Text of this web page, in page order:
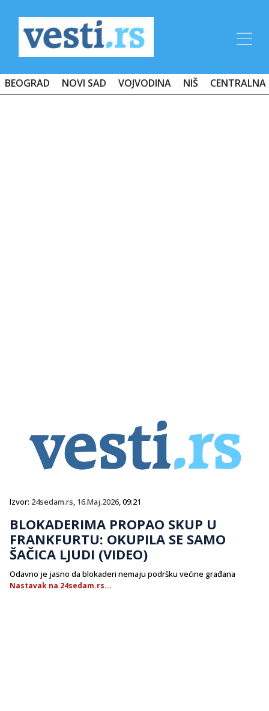
BEOGRAD NOVI SAD VOJVODINA NIŠ CENTRALNA
Izvor: 24sedam.rs, 16.Maj.2026, 09:21
BLOKADERIMA PROPAO SKUP U
FRANKFURTU: OKUPILA SE SAMO
ŠAČICA LJUDI (VIDEO)
Odavno je jasno da blokaderi nemaju podršku većine građana
Nastavak na 24sedam.rs...